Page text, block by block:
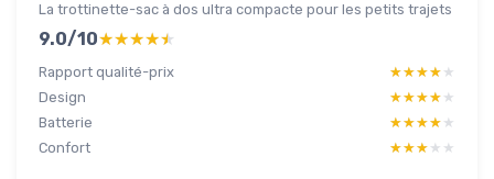
La trottinette-sac à dos ultra compacte pour les petits trajets
9.0/10★★★★★
★★★★★
Rapport qualité-prix ★★★★★
★★★★★
Design
★★★★★
★★★★★
Batterie
★★★★★
★★★★★
Confort
★★★★★
★★★★★